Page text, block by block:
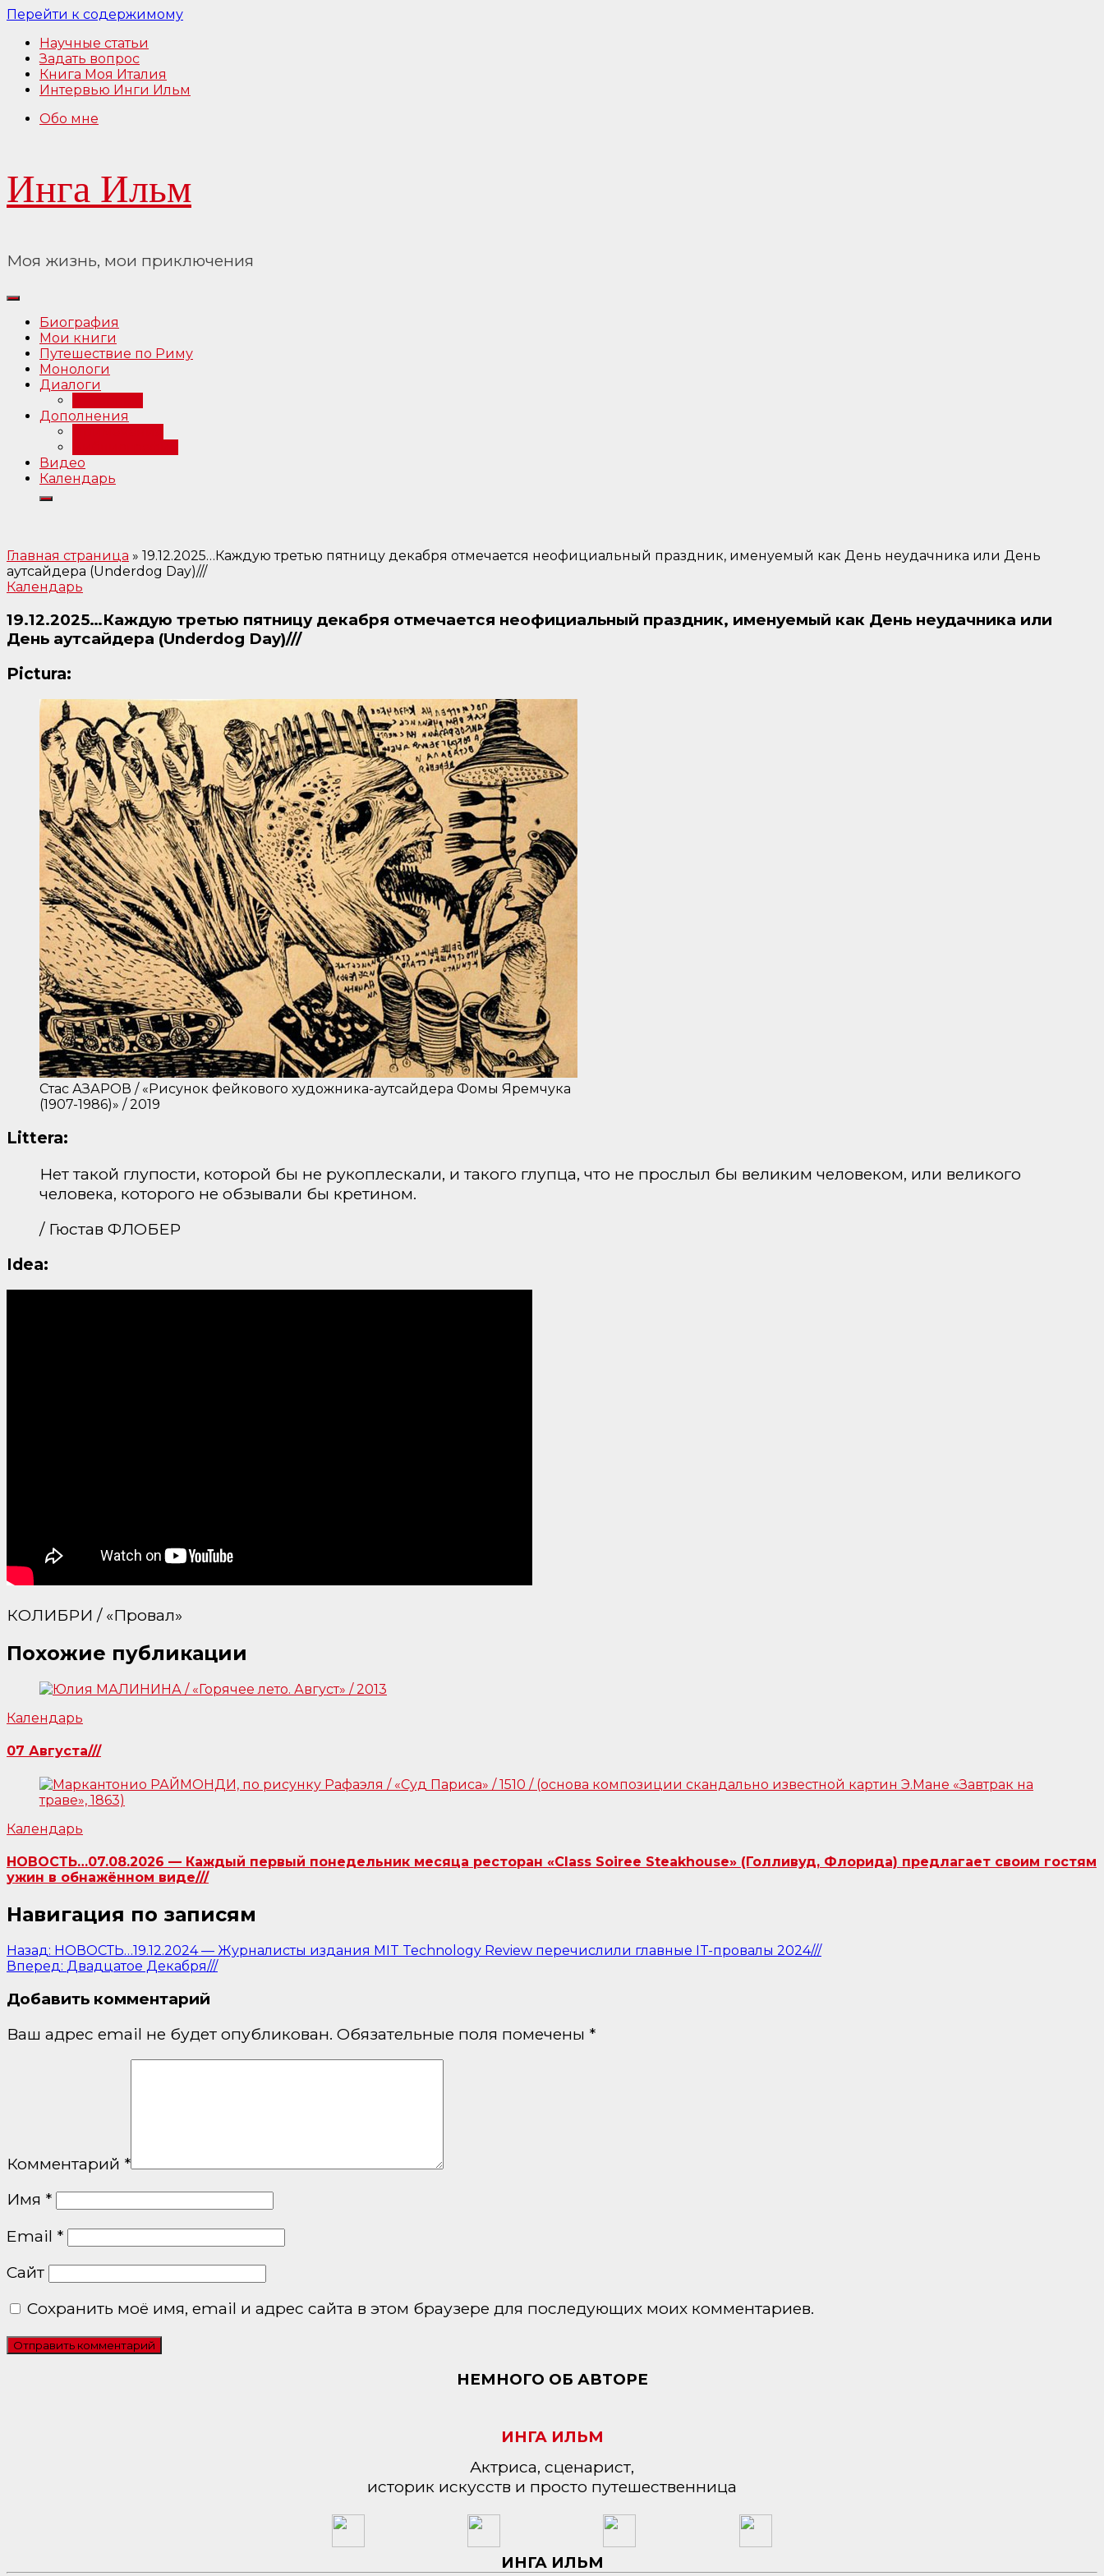
Перейти к содержимому
Научные статьи
Задать вопрос
Книга Моя Италия
Интервью Инги Ильм
Обо мне
Инга Ильм
Моя жизнь, мои приключения
Биография
Мои книги
Путешествие по Риму
Монологи
Диалоги
Дополнения
Видео
Календарь
Главная страница » 19.12.2025…Каждую третью пятницу декабря отмечается неофициальный праздник, именуемый как День неудачника или День
аутсайдера (Underdog Day)///
Календарь
19.12.2025…Каждую третью пятницу декабря отмечается неофициальный праздник, именуемый как День неудачника или
День аутсайдера (Underdog Day)///
Pictura:
Стас АЗАРОВ / «Рисунок фейкового художника-аутсайдера Фомы Яремчука
(1907-1986)» / 2019
Littera:
Нет такой глупости, которой бы не рукоплескали, и такого глупца, что не прослыл бы великим человеком, или великого
человека, которого не обзывали бы кретином.
/ Гюстав ФЛОБЕР
Idea:
КОЛИБРИ / «Провал»
Похожие публикации
Календарь
07 Августа///
Календарь
НОВОСТЬ…07.08.2026 — Каждый первый понедельник месяца ресторан «Class Soiree Steakhouse» (Голливуд, Флорида) предлагает своим гостям
ужин в обнажённом виде///
Навигация по записям
Назад: НОВОСТЬ…19.12.2024 — Журналисты издания MIT Technology Review перечислили главные IT-провалы 2024///
Вперед: Двадцатое Декабря///
Добавить комментарий
Ваш адрес email не будет опубликован. Обязательные поля помечены *
Комментарий *
Имя *
Email *
Сайт
Сохранить моё имя, email и адрес сайта в этом браузере для последующих моих комментариев.
НЕМНОГО ОБ АВТОРЕ
ИНГА ИЛЬМ
Актриса, сценарист,
историк искусств и просто путешественница
ИНГА ИЛЬМ